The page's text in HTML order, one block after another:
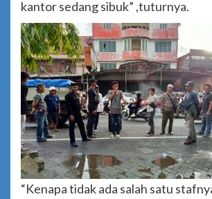
kantor sedang sibuk” ,tuturnya.
“Kenapa tidak ada salah satu